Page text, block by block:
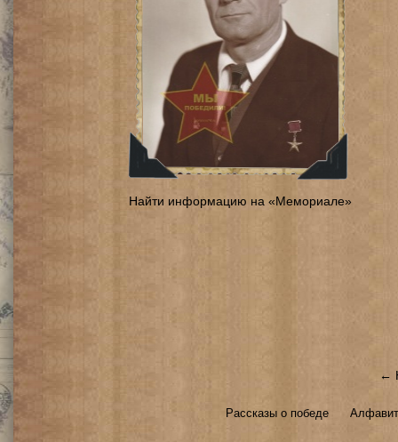
Найти информацию на «Мемориале»
←
Рассказы о победе